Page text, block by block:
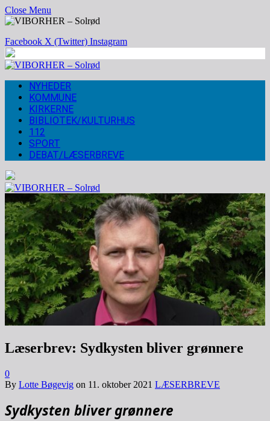
Close Menu
Facebook X (Twitter) Instagram
NYHEDER
KOMMUNE
KIRKERNE
BIBLIOTEK/KULTURHUS
112
SPORT
DEBAT/LÆSERBREVE
Læserbrev: Sydkysten bliver grønnere
0
By Lotte Bøgevig on 11. oktober 2021 LÆSERBREVE
Sydkysten bliver grønnere